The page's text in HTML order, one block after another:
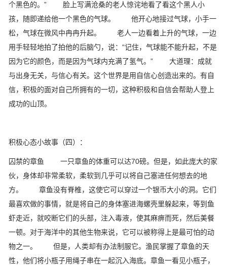
个黑色的。” 脸上写满沧桑的老人惊诧地看了看这个黑人小
孩，随即递给他一个黑色的气球。 他开心地接过气球，小手一
松，气球在微风中冉冉升起。 老人一边看着上升的气球，一边
用手轻轻地拍了拍他的后脑勺，说：“记住，气球能不能升起，不是
因为它的颜色，而是因为气球内充满了氢气。” 大道理：成就
与出身无关，与信心有关。这个世界是用自信心创造出来的。有自
信，积极的面对自己所拥有的一切，这种积极和自信会帮助人登上
成功的山顶。
积极心态小故事（四）：
囚禁的章鱼 一只章鱼的体重可以达70磅。但是，如此庞大的家
伙，身体却非常柔软，柔软到几乎可以将自己塞进任何想去的地
方。 章鱼没有脊椎，这使它可以穿过一个银币大小的洞。它们
最喜欢做的事情，就是将自己的身体塞进海螺壳里躲起来，等到鱼
虾走近，就咬断它们的头部，注入毒液，使其麻痹而死，然后美餐
一顿。对于海洋中的其他生物来说，它可以被称得上是最可怕的动
物之一。 但是，人类却有办法制服它。渔民掌握了章鱼的天
性，他们将小瓶子用绳子串在一起沉入海底。章鱼一看见小瓶子，